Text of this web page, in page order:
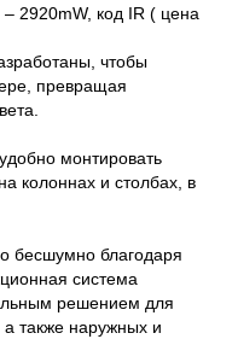
2920mW, код IR ( цена
чтобы
превращая
монтировать
колоннах и столбах, в
бесшумно благодаря
система
решением для
а также наружных и